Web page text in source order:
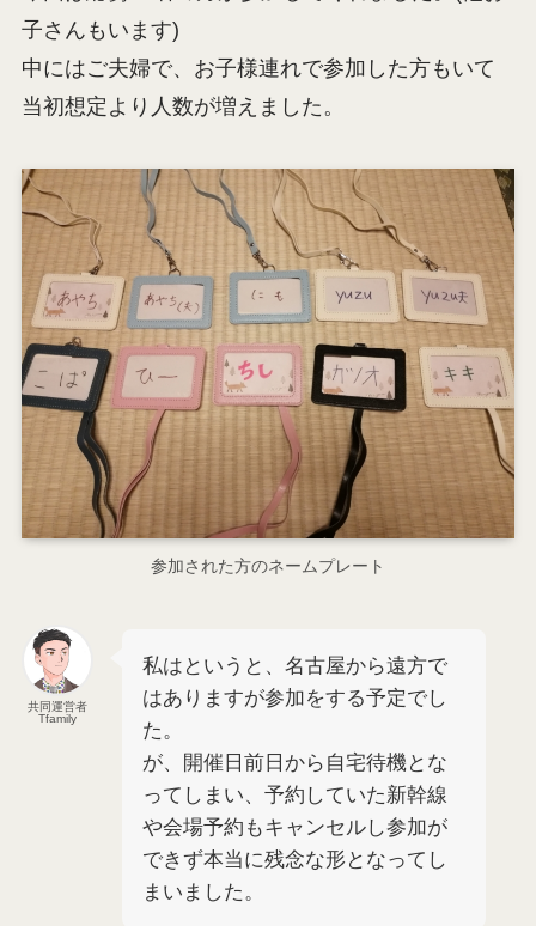
子さんもいます)
中にはご夫婦で、お子様連れで参加した方もいて
当初想定より人数が増えました。
参加された方のネームプレート
共同運営者
Tfamily
私はというと、名古屋から遠方で
はありますが参加をする予定でし
た。
が、開催日前日から自宅待機とな
ってしまい、予約していた新幹線
や会場予約もキャンセルし参加が
できず本当に残念な形となってし
まいました。